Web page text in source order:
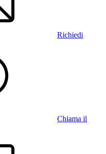
Richiedi
Chiama il